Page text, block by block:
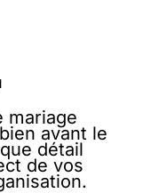
mariage
avant le
détail
de vos